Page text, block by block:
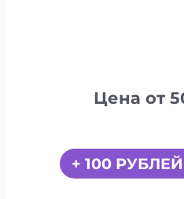
Цена от
+ 100